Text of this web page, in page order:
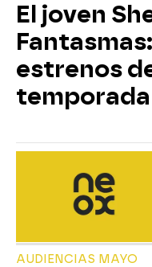
El joven
estrenos
temporada
AUDIENCIAS MAYO